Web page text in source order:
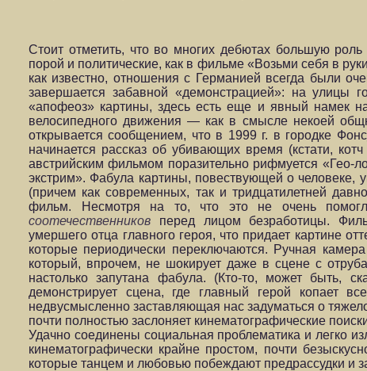
Стоит отметить, что во многих дебютах большую
порой и политические, как в фильме «Возьми себя в
как известно, отношения с Германией всегда были
завершается забавной «демонстрацией»: на улицы
«апофеоз» картины, здесь есть еще и явный намек
велосипедного движения — как в смысле некоей
открывается сообщением, что в 1999 г. в городке
начинается рассказ об убивающих время (кстати,
австрийским фильмом поразительно рифмуется «Гео-
экстрим». Фабула картины, повествующей о
(причем как современных, так и тридцатилетней
фильм. Несмотря на то, что это не очень
соотечественников перед лицом безработицы.
умершего отца главного героя, что придает картине
которые периодически переключаются. Ручная
который, впрочем, не шокирует даже в сцене с
настолько запутана фабула. (Кто-то, может быть,
демонстрирует сцена, где главный герой копает
недвусмысленно заставляющая нас задуматься о
почти полностью заслоняет кинематографические
Удачно соединены социальная проблематика и легко
кинематографически крайне простом, почти
которые танцем и любовью побеждают предрассудки и